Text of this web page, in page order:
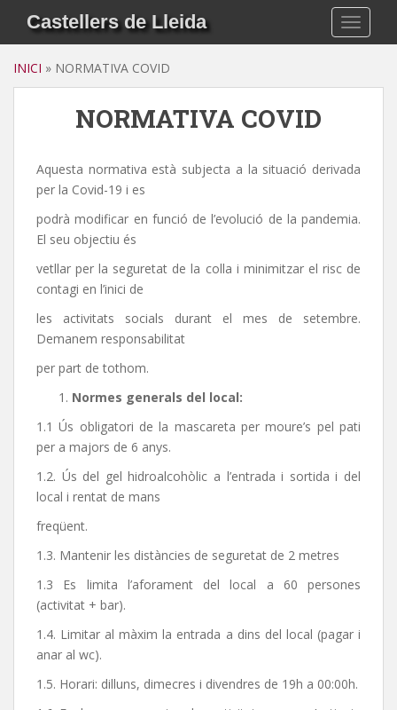
i
Castellers de Lleida
INICI » NORMATIVA COVID
NORMATIVA COVID
Aquesta normativa està subjecta a la situació derivada
per la Covid-19 i es
podrà modificar en funció de l’evolució de la pandemia.
El seu objectiu és
vetllar per la seguretat de la colla i minimitzar el risc de
contagi en l’inici de
les activitats socials durant el mes de setembre.
Demanem responsabilitat
per part de tothom.
Normes generals del local:
1.1 Ús obligatori de la mascareta per moure’s pel pati
per a majors de 6 anys.
1.2. Ús del gel hidroalcohòlic a l’entrada i sortida i del
local i rentat de mans
freqüent.
1.3. Mantenir les distàncies de seguretat de 2 metres
1.3 Es limita l’aforament del local a 60 persones
(activitat + bar).
1.4. Limitar al màxim la entrada a dins del local (pagar i
anar al wc).
1.5. Horari: dilluns, dimecres i divendres de 19h a 00:00h.